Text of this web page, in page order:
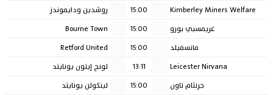
Kimberley Miners Welfare
15:00
روشدين ودايموندز
غريمسبي بورو
15:00
Bourne Town
مانسفيلد
15:00
Retford United
Leicester Nirvana
13:11
لونج إيتون يونايتد
جرنثام تاون
15:00
لينكولن يونايتد